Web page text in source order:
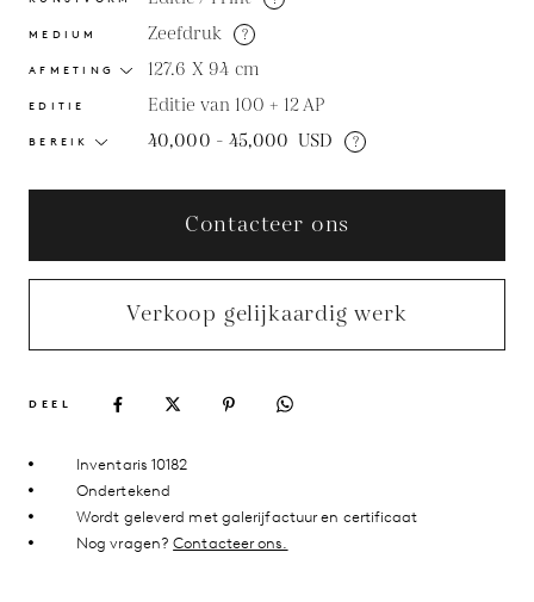
MEDIUM Zeefdruk ?
AFMETING 127.6 X 94 cm
EDITIE Editie van 100 + 12 AP
BEREIK 40,000 - 45,000 USD ?
Contacteer ons
Verkoop gelijkaardig werk
DEEL
Inventaris 10182
Ondertekend
Wordt geleverd met galerijfactuur en certificaat
Nog vragen?Contacteer ons.